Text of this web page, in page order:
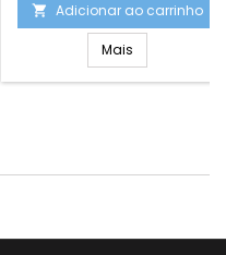
 Adicionar ao carrinho
Mais